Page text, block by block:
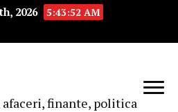
2026 5:43:52 AM
finante, politica